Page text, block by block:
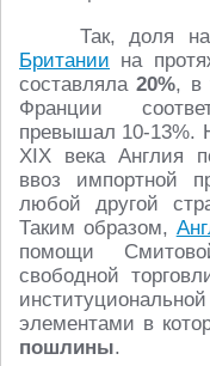
Так, доля
Британии на
составляла20%, в
Франции
превышал 10-13%.
XIX века Англия
ввоз импортной
любой другой
Таким образом,
помощи
свободной
элементами в
пошлины.